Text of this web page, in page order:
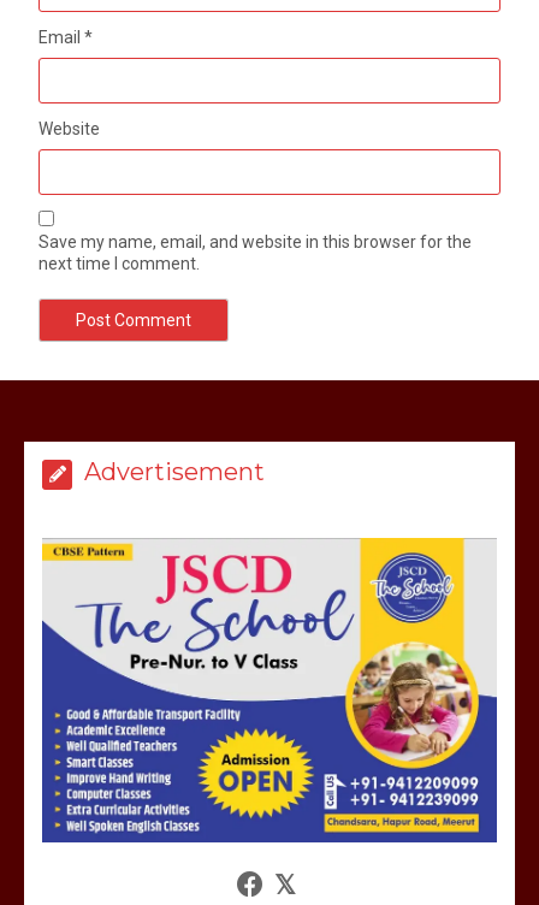
Email*
Website
Save my name, email, and website in this browser for the
next time I comment.
Advertisement
मेरठ सुराजकुंड शमशान घाट में चिता से अस्थि
उठाकर खाते कुत्ते का वीडियो इंटरनेट पर जमकर
हो रहा वायरल
March 6, 2025
होलिका रखने पर लात मार कर होलिका को किया
गलोच ,कहा अगर रखी गई होली तो होगा खून